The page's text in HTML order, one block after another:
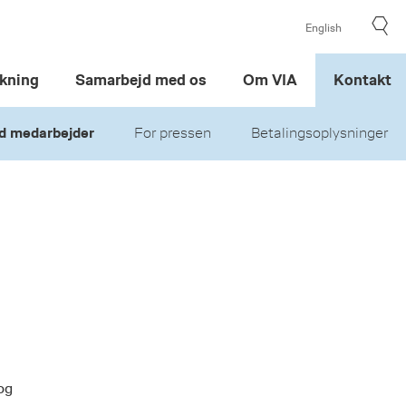
English
Samarbejd med os Om VIA Kontakt
medarbejder For pressen Betalingsoplysninger